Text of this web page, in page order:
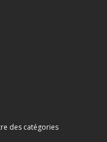
des catégories